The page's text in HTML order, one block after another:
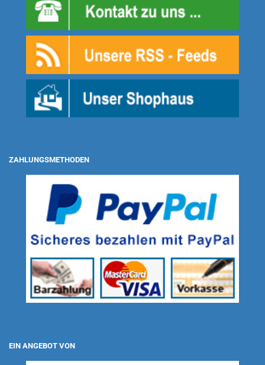
ZAHLUNGSMETHODEN
EIN ANGEBOT VON